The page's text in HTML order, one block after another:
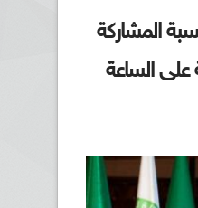
2021: نسبة المشاركة
بالمائة على الساعة